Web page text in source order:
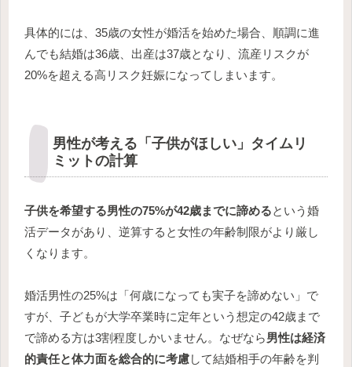
具体的には、35歳の女性が婚活を始めた場合、順調に進
んでも結婚は36歳、出産は37歳となり、流産リスクが
20%を超える高リスク妊娠になってしまいます。
男性が考える「子供がほしい」タイムリ
ミットの計算
子供を希望する男性の75%が42歳までに諦めるという婚
活データがあり、逆算すると女性の年齢制限がより厳し
くなります。
婚活男性の25%は「何歳になっても実子を諦めない」で
すが、子どもが大学卒業時に定年という想定の42歳まで
で諦める方は3割程度しかいません。なぜなら男性は経済
的責任と体力面を総合的に考慮して結婚相手の年齢を判